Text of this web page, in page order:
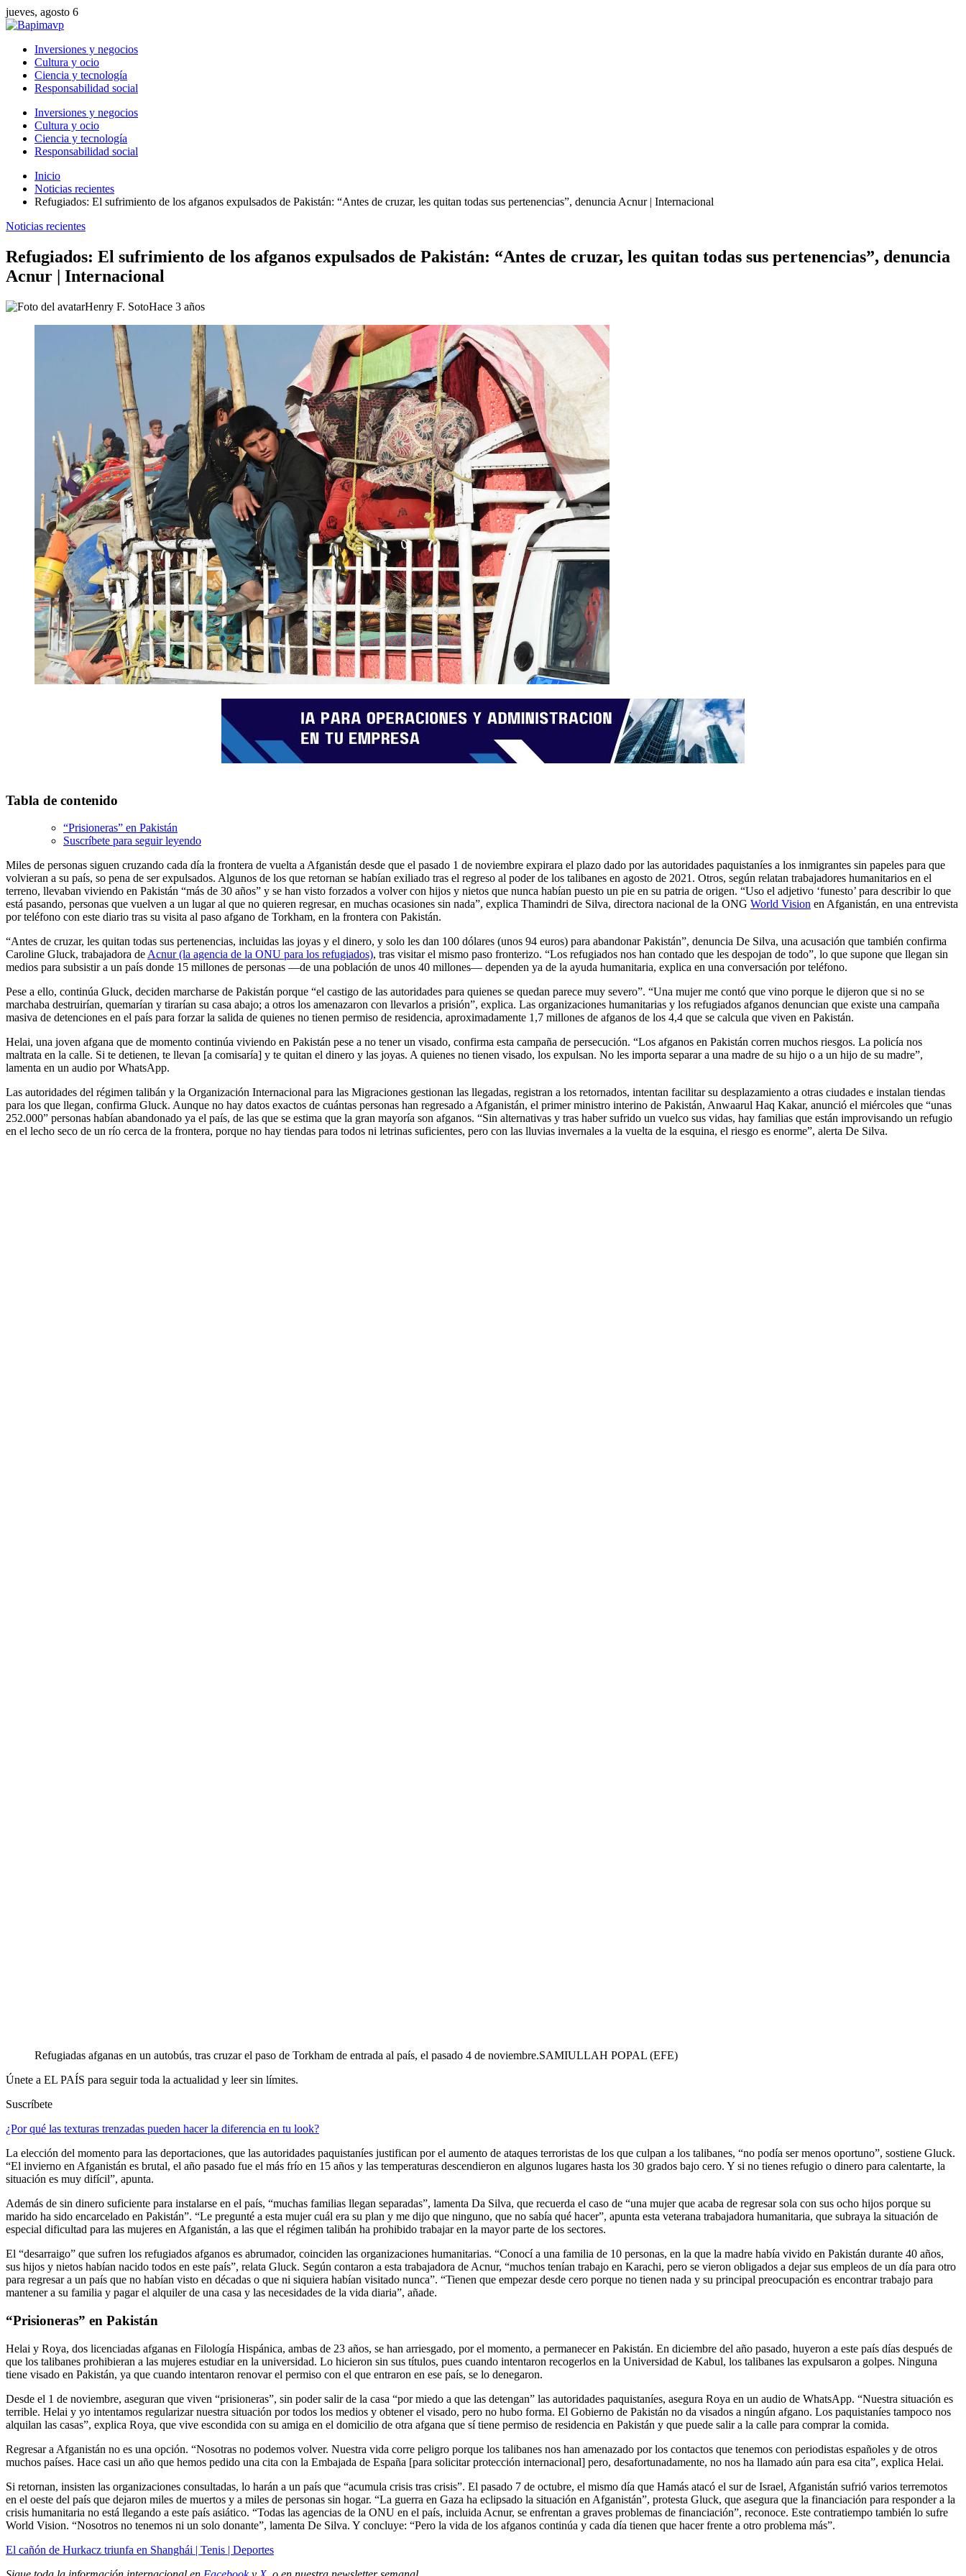
jueves, agosto 6
Inversiones y negocios
Cultura y ocio
Ciencia y tecnología
Responsabilidad social
Inversiones y negocios
Cultura y ocio
Ciencia y tecnología
Responsabilidad social
Inicio
Noticias recientes
Refugiados: El sufrimiento de los afganos expulsados de Pakistán: “Antes de cruzar, les quitan todas sus pertenencias”, denuncia Acnur | Internacional
Noticias recientes
Refugiados: El sufrimiento de los afganos expulsados de Pakistán: “Antes de cruzar, les quitan todas sus pertenencias”, denuncia
Acnur | Internacional
Henry F. SotoHace 3 años
Tabla de contenido
“Prisioneras” en Pakistán
Suscríbete para seguir leyendo
Miles de personas siguen cruzando cada día la frontera de vuelta a Afganistán desde que el pasado 1 de noviembre expirara el plazo dado por las autoridades paquistaníes a los inmigrantes sin papeles para que
volvieran a su país, so pena de ser expulsados. Algunos de los que retornan se habían exiliado tras el regreso al poder de los talibanes en agosto de 2021. Otros, según relatan trabajadores humanitarios en el
terreno, llevaban viviendo en Pakistán “más de 30 años” y se han visto forzados a volver con hijos y nietos que nunca habían puesto un pie en su patria de origen. “Uso el adjetivo ‘funesto’ para describir lo que
está pasando, personas que vuelven a un lugar al que no quieren regresar, en muchas ocasiones sin nada”, explica Thamindri de Silva, directora nacional de la ONG World Vision en Afganistán, en una entrevista
por teléfono con este diario tras su visita al paso afgano de Torkham, en la frontera con Pakistán.
“Antes de cruzar, les quitan todas sus pertenencias, incluidas las joyas y el dinero, y solo les dan 100 dólares (unos 94 euros) para abandonar Pakistán”, denuncia De Silva, una acusación que también confirma
Caroline Gluck, trabajadora de Acnur (la agencia de la ONU para los refugiados), tras visitar el mismo paso fronterizo. “Los refugiados nos han contado que les despojan de todo”, lo que supone que llegan sin
medios para subsistir a un país donde 15 millones de personas —de una población de unos 40 millones— dependen ya de la ayuda humanitaria, explica en una conversación por teléfono.
Pese a ello, continúa Gluck, deciden marcharse de Pakistán porque “el castigo de las autoridades para quienes se quedan parece muy severo”. “Una mujer me contó que vino porque le dijeron que si no se
marchaba destruirían, quemarían y tirarían su casa abajo; a otros los amenazaron con llevarlos a prisión”, explica. Las organizaciones humanitarias y los refugiados afganos denuncian que existe una campaña
masiva de detenciones en el país para forzar la salida de quienes no tienen permiso de residencia, aproximadamente 1,7 millones de afganos de los 4,4 que se calcula que viven en Pakistán.
Helai, una joven afgana que de momento continúa viviendo en Pakistán pese a no tener un visado, confirma esta campaña de persecución. “Los afganos en Pakistán corren muchos riesgos. La policía nos
maltrata en la calle. Si te detienen, te llevan [a comisaría] y te quitan el dinero y las joyas. A quienes no tienen visado, los expulsan. No les importa separar a una madre de su hijo o a un hijo de su madre”,
lamenta en un audio por WhatsApp.
Las autoridades del régimen talibán y la Organización Internacional para las Migraciones gestionan las llegadas, registran a los retornados, intentan facilitar su desplazamiento a otras ciudades e instalan tiendas
para los que llegan, confirma Gluck. Aunque no hay datos exactos de cuántas personas han regresado a Afganistán, el primer ministro interino de Pakistán, Anwaarul Haq Kakar, anunció el miércoles que “unas
252.000” personas habían abandonado ya el país, de las que se estima que la gran mayoría son afganos. “Sin alternativas y tras haber sufrido un vuelco sus vidas, hay familias que están improvisando un refugio
en el lecho seco de un río cerca de la frontera, porque no hay tiendas para todos ni letrinas suficientes, pero con las lluvias invernales a la vuelta de la esquina, el riesgo es enorme”, alerta De Silva.
Refugiadas afganas en un autobús, tras cruzar el paso de Torkham de entrada al país, el pasado 4 de noviembre.SAMIULLAH POPAL (EFE)
Únete a EL PAÍS para seguir toda la actualidad y leer sin límites.
Suscríbete
¿Por qué las texturas trenzadas pueden hacer la diferencia en tu look?
La elección del momento para las deportaciones, que las autoridades paquistaníes justifican por el aumento de ataques terroristas de los que culpan a los talibanes, “no podía ser menos oportuno”, sostiene Gluck.
“El invierno en Afganistán es brutal, el año pasado fue el más frío en 15 años y las temperaturas descendieron en algunos lugares hasta los 30 grados bajo cero. Y si no tienes refugio o dinero para calentarte, la
situación es muy difícil”, apunta.
Además de sin dinero suficiente para instalarse en el país, “muchas familias llegan separadas”, lamenta Da Silva, que recuerda el caso de “una mujer que acaba de regresar sola con sus ocho hijos porque su
marido ha sido encarcelado en Pakistán”. “Le pregunté a esta mujer cuál era su plan y me dijo que ninguno, que no sabía qué hacer”, apunta esta veterana trabajadora humanitaria, que subraya la situación de
especial dificultad para las mujeres en Afganistán, a las que el régimen talibán ha prohibido trabajar en la mayor parte de los sectores.
El “desarraigo” que sufren los refugiados afganos es abrumador, coinciden las organizaciones humanitarias. “Conocí a una familia de 10 personas, en la que la madre había vivido en Pakistán durante 40 años,
sus hijos y nietos habían nacido todos en este país”, relata Gluck. Según contaron a esta trabajadora de Acnur, “muchos tenían trabajo en Karachi, pero se vieron obligados a dejar sus empleos de un día para otro
para regresar a un país que no habían visto en décadas o que ni siquiera habían visitado nunca”. “Tienen que empezar desde cero porque no tienen nada y su principal preocupación es encontrar trabajo para
mantener a su familia y pagar el alquiler de una casa y las necesidades de la vida diaria”, añade.
“Prisioneras” en Pakistán
Helai y Roya, dos licenciadas afganas en Filología Hispánica, ambas de 23 años, se han arriesgado, por el momento, a permanecer en Pakistán. En diciembre del año pasado, huyeron a este país días después de
que los talibanes prohibieran a las mujeres estudiar en la universidad. Lo hicieron sin sus títulos, pues cuando intentaron recogerlos en la Universidad de Kabul, los talibanes las expulsaron a golpes. Ninguna
tiene visado en Pakistán, ya que cuando intentaron renovar el permiso con el que entraron en ese país, se lo denegaron.
Desde el 1 de noviembre, aseguran que viven “prisioneras”, sin poder salir de la casa “por miedo a que las detengan” las autoridades paquistaníes, asegura Roya en un audio de WhatsApp. “Nuestra situación es
terrible. Helai y yo intentamos regularizar nuestra situación por todos los medios y obtener el visado, pero no hubo forma. El Gobierno de Pakistán no da visados a ningún afgano. Los paquistaníes tampoco nos
alquilan las casas”, explica Roya, que vive escondida con su amiga en el domicilio de otra afgana que sí tiene permiso de residencia en Pakistán y que puede salir a la calle para comprar la comida.
Regresar a Afganistán no es una opción. “Nosotras no podemos volver. Nuestra vida corre peligro porque los talibanes nos han amenazado por los contactos que tenemos con periodistas españoles y de otros
muchos países. Hace casi un año que hemos pedido una cita con la Embajada de España [para solicitar protección internacional] pero, desafortunadamente, no nos ha llamado aún para esa cita”, explica Helai.
Si retornan, insisten las organizaciones consultadas, lo harán a un país que “acumula crisis tras crisis”. El pasado 7 de octubre, el mismo día que Hamás atacó el sur de Israel, Afganistán sufrió varios terremotos
en el oeste del país que dejaron miles de muertos y a miles de personas sin hogar. “La guerra en Gaza ha eclipsado la situación en Afganistán”, protesta Gluck, que asegura que la financiación para responder a la
crisis humanitaria no está llegando a este país asiático. “Todas las agencias de la ONU en el país, incluida Acnur, se enfrentan a graves problemas de financiación”, reconoce. Este contratiempo también lo sufre
World Vision. “Nosotros no tenemos ni un solo donante”, lamenta De Silva. Y concluye: “Pero la vida de los afganos continúa y cada día tienen que hacer frente a otro problema más”.
El cañón de Hurkacz triunfa en Shanghái | Tenis | Deportes